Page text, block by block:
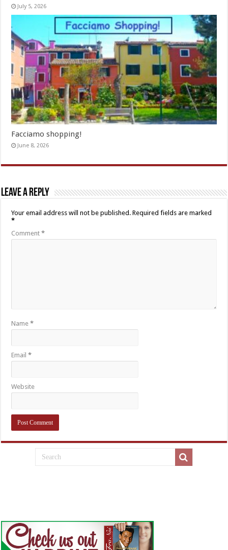
July 5, 2026
Facciamo shopping!
June 8, 2026
Leave a Reply
Your email address will not be published. Required fields are marked
*
Comment*
Name*
Email*
Website